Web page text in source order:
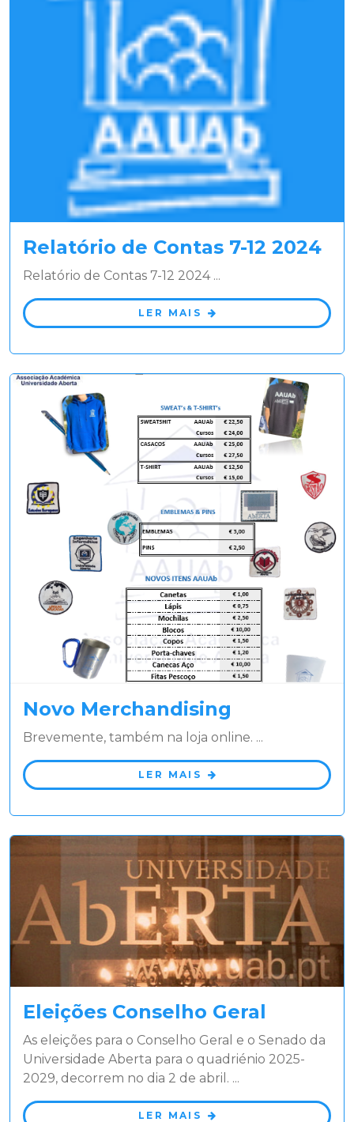
Relatório de Contas 7-12 2024
Relatório de Contas 7-12 2024 ...
LER MAIS
Novo Merchandising
Brevemente, também na loja online. ...
LER MAIS
Eleições Conselho Geral
As eleições para o Conselho Geral e o Senado da
Universidade Aberta para o quadriénio 2025-
2029, decorrem no dia 2 de abril. ...
LER MAIS